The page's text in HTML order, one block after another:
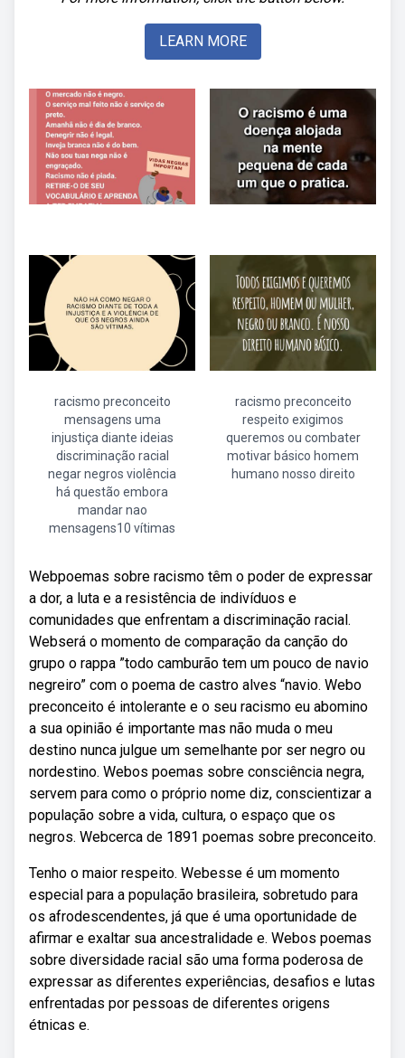
LEARN MORE
racismo preconceito
mensagens uma
injustiça diante ideias
discriminação racial
negar negros violência
há questão embora
mandar nao
mensagens10 vítimas
racismo preconceito
respeito exigimos
queremos ou combater
motivar básico homem
humano nosso direito
Webpoemas sobre racismo têm o poder de expressar
a dor, a luta e a resistência de indivíduos e
comunidades que enfrentam a discriminação racial.
Webserá o momento de comparação da canção do
grupo o rappa ”todo camburão tem um pouco de navio
negreiro” com o poema de castro alves “navio. Webo
preconceito é intolerante e o seu racismo eu abomino
a sua opinião é importante mas não muda o meu
destino nunca julgue um semelhante por ser negro ou
nordestino. Webos poemas sobre consciência negra,
servem para como o próprio nome diz, conscientizar a
população sobre a vida, cultura, o espaço que os
negros. Webcerca de 1891 poemas sobre preconceito.
Tenho o maior respeito. Webesse é um momento
especial para a população brasileira, sobretudo para
os afrodescendentes, já que é uma oportunidade de
afirmar e exaltar sua ancestralidade e. Webos poemas
sobre diversidade racial são uma forma poderosa de
expressar as diferentes experiências, desafios e lutas
enfrentadas por pessoas de diferentes origens
étnicas e.